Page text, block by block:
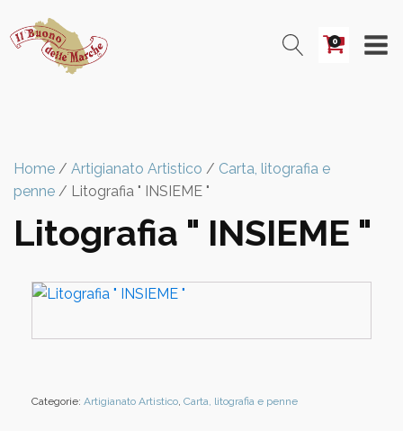
0
Home / Artigianato Artistico / Carta, litografia e
penne / Litografia " INSIEME "
Litografia " INSIEME "
Categorie: Artigianato Artistico, Carta, litografia e penne